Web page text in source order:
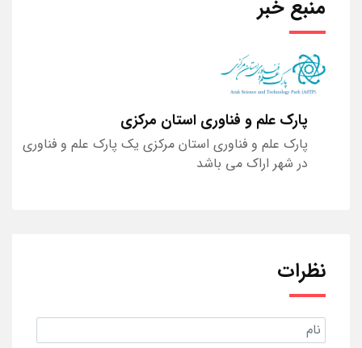
منبع خبر
پارک علم و فناوری استان مرکزی
پارک علم و فناوری استان مرکزی یک پارک علم و فناوری
در شهر اراک می باشد
نظرات